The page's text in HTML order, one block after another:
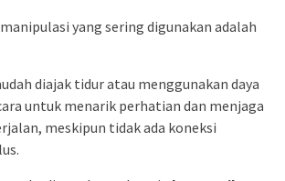
yang sering digunakan adalah
diajak tidur atau menggunakan daya
untuk menarik perhatian dan menjaga
meskipun tidak ada koneksi